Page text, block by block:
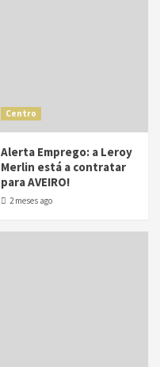
Centro
Alerta Emprego: a Leroy
Merlin está a contratar
para AVEIRO!
2 meses ago